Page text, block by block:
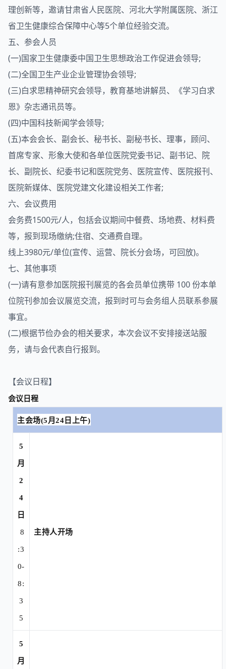
理创新等，邀请甘肃省人民医院、河北大学附属医院、浙江
省卫生健康综合保障中心等5个单位经验交流。
五、参会人员
(一)国家卫生健康委中国卫生思想政治工作促进会领导;
(二)全国卫生产业企业管理协会领导;
(三)白求思精神研究会领导，教育基地讲解员、《学习白求
恩》杂志通讯员等。
(四)中国科技新闻学会领导;
(五)本会会长、副会长、秘书长、副秘书长、理事，顾问、
首席专家、形象大使和各单位医院党委书记、副书记、院
长、副院长、纪委书记和医院党务、医院宣传、医院报刊、
医院新媒体、医院党建文化建设相关工作者;
六、会议费用
会务费1500元/人，包括会议期间中餐费、场地费、材料费
等，报到现场缴纳;住宿、交通费自理。
线上3980元/单位(宣传、运营、院长分会场，可回放)。
七、其他事项
(一)请有意参加医院报刊展览的各会员单位携带 100 份本单
位院刊参加会议展览交流，报到时可与会务组人员联系参展
事宜。
(二)根据节俭办会的相关要求，本次会议不安排接送站服
务，请与会代表自行报到。
【会议日程】
会议日程
主会场(5月24日上午)
5
月
2
4
日
8
:3
0-
8:
3
5
主持人开场
5
月